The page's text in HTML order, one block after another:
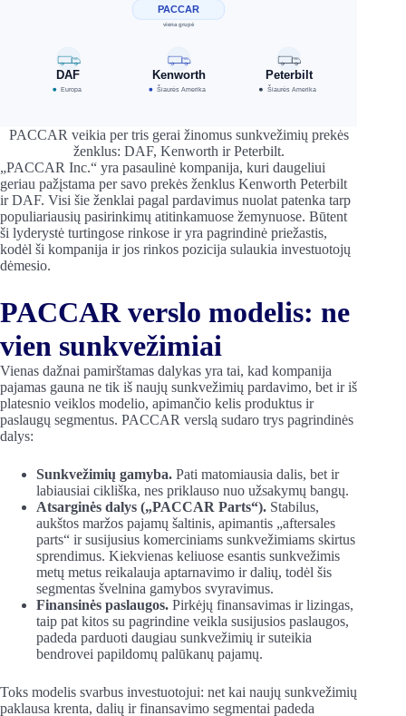
PACCAR veikia per tris gerai žinomus sunkvežimių prekės
ženklus: DAF, Kenworth ir Peterbilt.
„PACCAR Inc.“ yra pasaulinė kompanija, kuri daugeliui
geriau pažįstama per savo prekės ženklus Kenworth Peterbilt
ir DAF. Visi šie ženklai pagal pardavimus nuolat patenka tarp
populiariausių pasirinkimų atitinkamuose žemynuose. Būtent
ši lyderystė turtingose rinkose ir yra pagrindinė priežastis,
kodėl ši kompanija ir jos rinkos pozicija sulaukia investuotojų
dėmesio.
PACCAR verslo modelis: ne
vien sunkvežimiai
Vienas dažnai pamirštamas dalykas yra tai, kad kompanija
pajamas gauna ne tik iš naujų sunkvežimių pardavimo, bet ir iš
platesnio veiklos modelio, apimančio kelis produktus ir
paslaugų segmentus. PACCAR verslą sudaro trys pagrindinės
dalys:
Sunkvežimių gamyba. Pati matomiausia dalis, bet ir
labiausiai cikliška, nes priklauso nuo užsakymų bangų.
Atsarginės dalys („PACCAR Parts“). Stabilus,
aukštos maržos pajamų šaltinis, apimantis „aftersales
parts“ ir susijusius komerciniams sunkvežimiams skirtus
sprendimus. Kiekvienas keliuose esantis sunkvežimis
metų metus reikalauja aptarnavimo ir dalių, todėl šis
segmentas švelnina gamybos svyravimus.
Finansinės paslaugos. Pirkėjų finansavimas ir lizingas,
taip pat kitos su pagrindine veikla susijusios paslaugos,
padeda parduoti daugiau sunkvežimių ir suteikia
bendrovei papildomų palūkanų pajamų.
Toks modelis svarbus investuotojui: net kai naujų sunkvežimių
paklausa krenta, dalių ir finansavimo segmentai padeda